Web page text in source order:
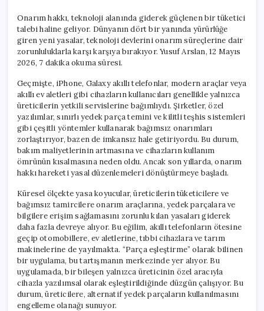
için
Onarım hakkı, teknoloji alanında giderek güçlenen bir tüketici
talebi haline geliyor. Dünyanın dört bir yanında yürürlüğe
giren yeni yasalar, teknoloji devlerini onarım süreçlerine dair
zorunluluklarla karşı karşıya bırakıyor. Yusuf Arslan, 12 Mayıs
2026, 7 dakika okuma süresi.
Geçmişte, iPhone, Galaxy akıllı telefonlar, modern araçlar veya
akıllı ev aletleri gibi cihazların kullanıcıları genellikle yalnızca
üreticilerin yetkili servislerine bağımlıydı. Şirketler, özel
yazılımlar, sınırlı yedek parça temini ve kilitli teşhis sistemleri
gibi çeşitli yöntemler kullanarak bağımsız onarımları
zorlaştırıyor, bazen de imkansız hale getiriyordu. Bu durum,
bakım maliyetlerinin artmasına ve cihazların kullanım
ömrünün kısalmasına neden oldu. Ancak son yıllarda, onarım
hakkı hareketi yasal düzenlemeleri dönüştürmeye başladı.
Küresel ölçekte yasa koyucular, üreticilerin tüketicilere ve
bağımsız tamircilere onarım araçlarına, yedek parçalara ve
bilgilere erişim sağlamasını zorunlu kılan yasaları giderek
daha fazla devreye alıyor. Bu eğilim, akıllı telefonların ötesine
geçip otomobillere, ev aletlerine, tıbbi cihazlara ve tarım
makinelerine de yayılmakta. “Parça eşleştirme” olarak bilinen
bir uygulama, bu tartışmanın merkezinde yer alıyor. Bu
uygulamada, bir bileşen yalnızca üreticinin özel aracıyla
cihazla yazılımsal olarak eşleştirildiğinde düzgün çalışıyor. Bu
durum, üreticilere, alternatif yedek parçaların kullanılmasını
engelleme olanağı sunuyor.